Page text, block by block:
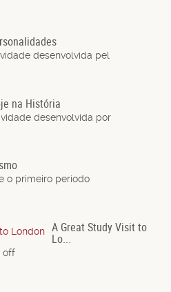
desenvolvida pel
na História
desenvolvida por
o primeiro período
A Great Study Visit to
Lo...
off